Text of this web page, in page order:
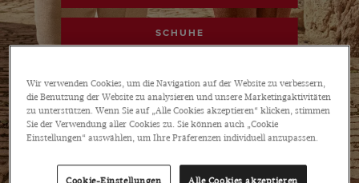
SCHUHE
SALE SHOPPEN
Wir verwenden Cookies, um die Navigation auf der Website zu verbessern,
die Benutzung der Website zu analysieren und unsere Marketingaktivitäten
zu unterstützen. Wenn Sie auf „Alle Cookies akzeptieren“ klicken, stimmen
Sie der Verwendung aller Cookies zu. Sie können auch „Cookie
Einstellungen“ auswählen, um Ihre Präferenzen individuell anzupassen.